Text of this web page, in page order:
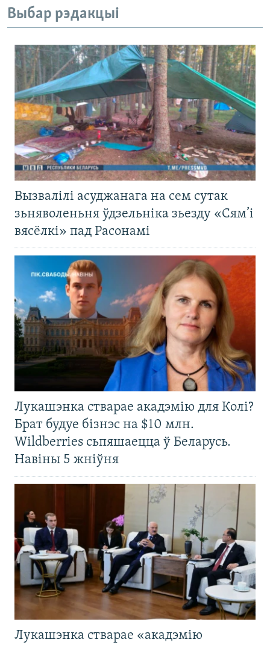
Выбар рэдакцыі
Вызвалілі асуджанага на сем сутак
зьняволеньня ўдзельніка зьезду «Сям’і
вясёлкі» пад Расонамі
Лукашэнка стварае акадэмію для Колі?
Брат будуе бізнэс на $10 млн.
Wildberries сьпяшаецца ў Беларусь.
Навіны 5 жніўня
Лукашэнка стварае «акадэмію